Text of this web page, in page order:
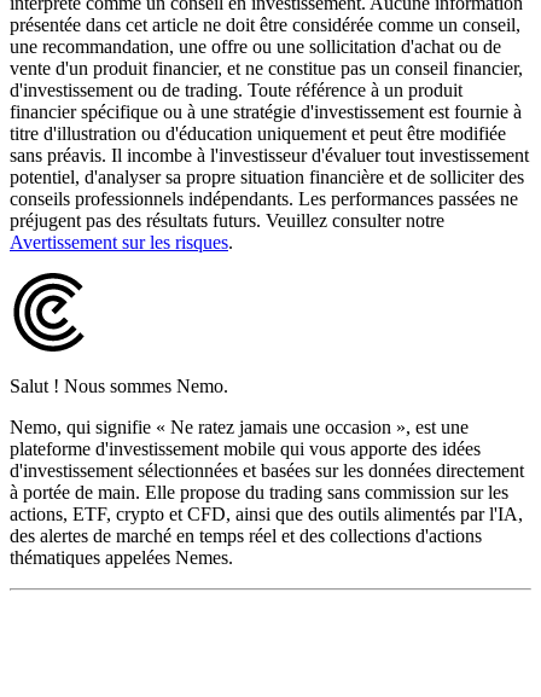
présentée dans cet article ne doit être considérée comme un conseil,
une recommandation, une offre ou une sollicitation d'achat ou de
vente d'un produit financier, et ne constitue pas un conseil financier,
d'investissement ou de trading. Toute référence à un produit
financier spécifique ou à une stratégie d'investissement est fournie à
titre d'illustration ou d'éducation uniquement et peut être modifiée
sans préavis. Il incombe à l'investisseur d'évaluer tout investissement
potentiel, d'analyser sa propre situation financière et de solliciter des
conseils professionnels indépendants. Les performances passées ne
préjugent pas des résultats futurs. Veuillez consulter notre
Avertissement sur les risques.
Salut ! Nous sommes Nemo.
Nemo, qui signifie « Ne ratez jamais une occasion », est une
plateforme d'investissement mobile qui vous apporte des idées
d'investissement sélectionnées et basées sur les données directement
à portée de main. Elle propose du trading sans commission sur les
actions, ETF, crypto et CFD, ainsi que des outils alimentés par l'IA,
des alertes de marché en temps réel et des collections d'actions
thématiques appelées Nemes.